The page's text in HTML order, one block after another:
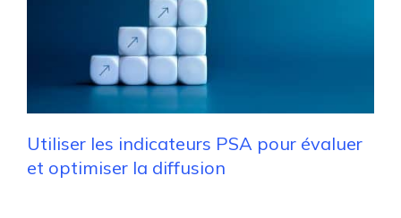
Utiliser les indicateurs PSA pour évaluer
et optimiser la diffusion